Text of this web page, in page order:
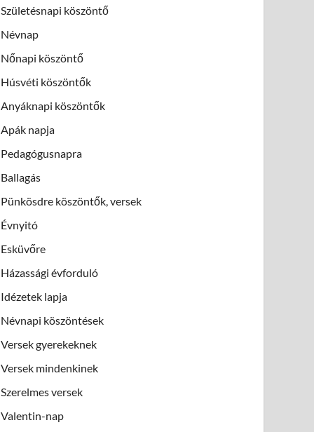
Születésnapi köszöntő
Névnap
Nőnapi köszöntő
Húsvéti köszöntők
Anyáknapi köszöntők
Apák napja
Pedagógusnapra
Ballagás
Pünkösdre köszöntők, versek
Évnyitó
Esküvőre
Házassági évforduló
Idézetek lapja
Névnapi köszöntések
Versek gyerekeknek
Versek mindenkinek
Szerelmes versek
Valentin-nap